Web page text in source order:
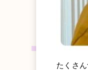
たくさ